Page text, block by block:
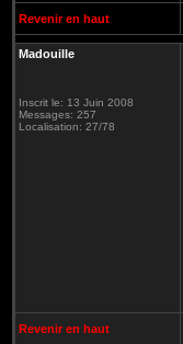
Revenir en haut
Madouille
Inscrit le: 13 Juin 2008
Messages: 257
Localisation: 27/78
Revenir en haut